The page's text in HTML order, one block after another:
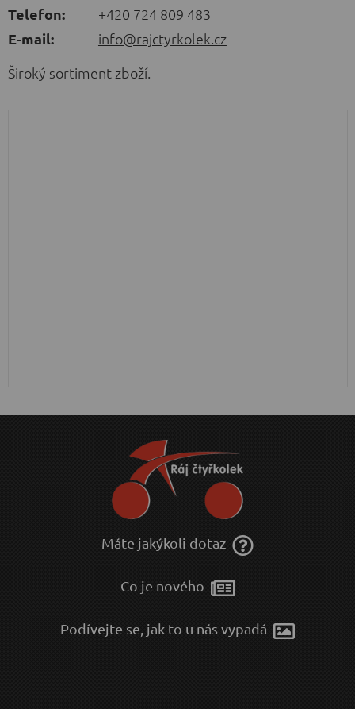
Telefon:
+420 724 809 483
E-mail:
info@rajctyrkolek.cz
Široký sortiment zboží.
Máte jakýkoli dotaz
Co je nového
Podívejte se, jak to u nás vypadá